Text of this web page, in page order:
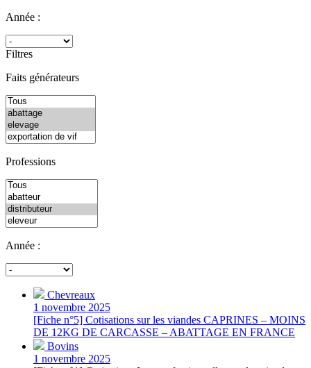
Année :
Filtres
Faits générateurs
Professions
Année :
Chevreaux
1 novembre 2025
[Fiche n°5] Cotisations sur les viandes CAPRINES – MOINS
DE 12KG DE CARCASSE – ABATTAGE EN FRANCE
Bovins
1 novembre 2025